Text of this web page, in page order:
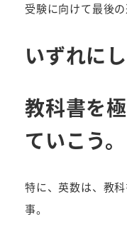
受験に向けて最後
いずれに
教科書を
ていこう。
特に、英数は、教
事。